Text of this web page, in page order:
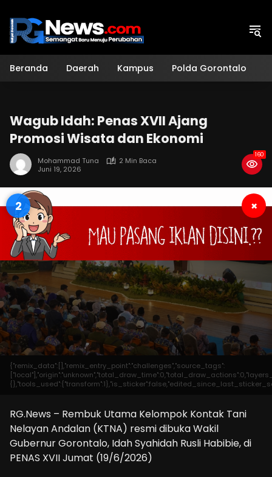
konten
Beranda Daerah Kampus Polda Gorontalo
Wagub Idah: Penas XVII Ajang
Promosi Wisata dan Ekonomi
Mohammad Tuna
2 Min Baca
Juni 19, 2026
160
1 ×
{"remix_data":[],"remix_entry_point":"challenges","source_tags":
RG.News – Rembuk Utama Kelompok Kontak Tani
Nelayan Andalan (KTNA) resmi dibuka Wakil
Gubernur Gorontalo, Idah Syahidah Rusli Habibie, di
PENAS XVII Jumat (19/6/2026)